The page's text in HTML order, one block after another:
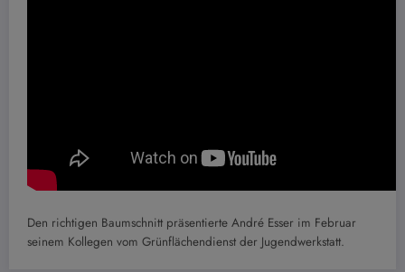
Den richtigen Baumschnitt präsentierte André Esser im Februar
seinem Kollegen vom Grünflächendienst der Jugendwerkstatt.